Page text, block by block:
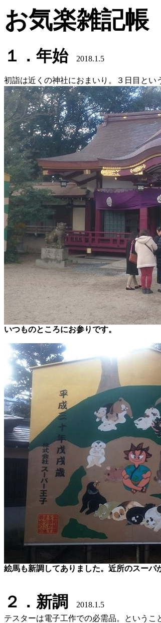
お気楽雑記帳
１．年始 2018.1.5
初詣は近くの神社におまいり。３日目とい
いつものところにお参りです。
絵馬も新調してありました。近所のスーパ
２．新調
2018.1.5
テスターは電子工作での必需品。というこ